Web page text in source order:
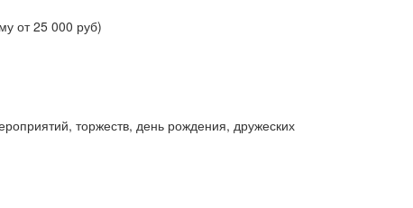
от 25 000 руб)
торжеств, день рождения, дружеских